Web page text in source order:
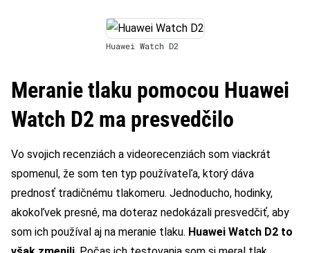
Huawei Watch D2
Meranie tlaku pomocou Huawei
Watch D2 ma presvedčilo
Vo svojich recenziách a videorecenziách som viackrát
spomenul, že som ten typ používateľa, ktorý dáva
prednosť tradičnému tlakomeru. Jednoducho, hodinky,
akokoľvek presné, ma doteraz nedokázali presvedčiť, aby
som ich používal aj na meranie tlaku. Huawei Watch D2 to